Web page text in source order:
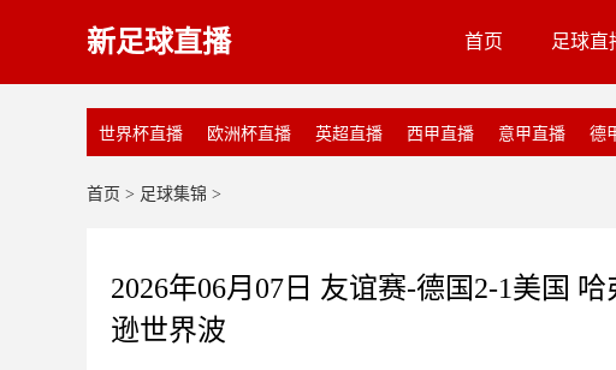
新足球直播 首页 足球直
世界杯直播 欧洲杯直播 英超直播 西甲直播 意甲直播 德
首页 > 足球集锦 >
2026年06月07日 友谊赛-德国2-1美国
逊世界波